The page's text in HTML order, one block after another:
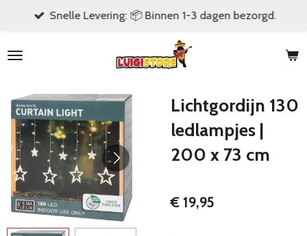
naar
hoofdinhoud
Snelle Levering: 📦 Binnen 1-3 dagen bezorgd.
Lichtgordijn 130
ledlampjes |
200 x 73 cm
€ 19,95